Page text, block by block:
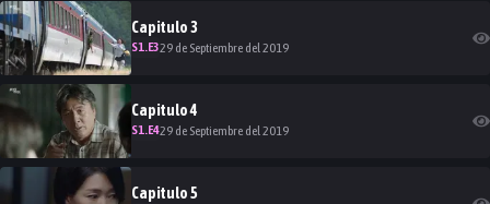
Capitulo3
S1.E329 de Septiembre del 2019
Capitulo4
S1.E429 de Septiembre del 2019
Capitulo5